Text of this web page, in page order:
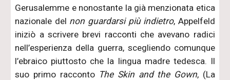
Gerusalemme e nonostante la già menzionata etica
nazionale del non guardarsi più indietro, Appelfeld
iniziò a scrivere brevi racconti che avevano radici
nell’esperienza della guerra, scegliendo comunque
l’ebraico piuttosto che la lingua madre tedesca. Il
suo primo racconto The Skin and the Gown, (La